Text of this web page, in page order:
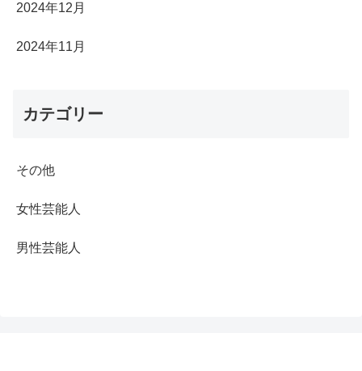
2024年12月
2024年11月
カテゴリー
その他
女性芸能人
男性芸能人